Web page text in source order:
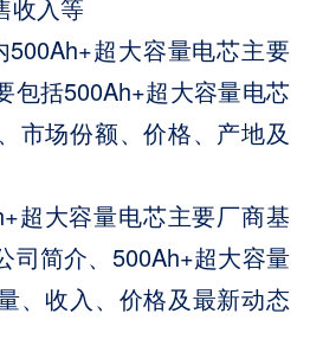
收入等
超大容量电芯主要
包括500Ah+超大容量电芯
市场份额、价格、产地及
超大容量电芯主要厂商基
司简介、500Ah+超大容量
、收入、价格及最新动态